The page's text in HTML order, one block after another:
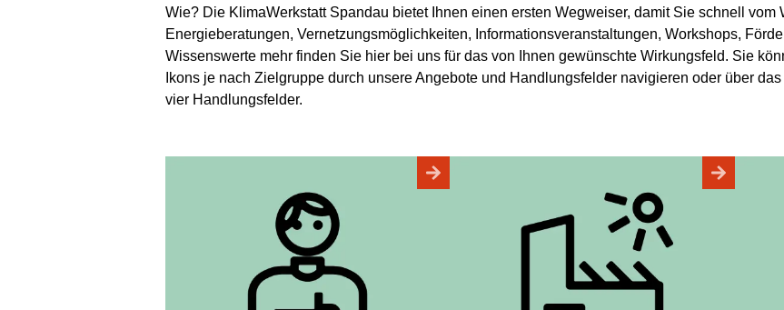
Wie? Die KlimaWerkstatt Spandau bietet Ihnen einen ersten Wegweiser, damit Sie schnell vom
Energieberatungen, Vernetzungsmöglichkeiten, Informationsveranstaltungen, Workshops,
Wissenswerte mehr finden Sie hier bei uns für das von Ihnen gewünschte Wirkungsfeld. Sie
Ikons je nach Zielgruppe durch unsere Angebote und Handlungsfelder navigieren oder über
vier Handlungsfelder.